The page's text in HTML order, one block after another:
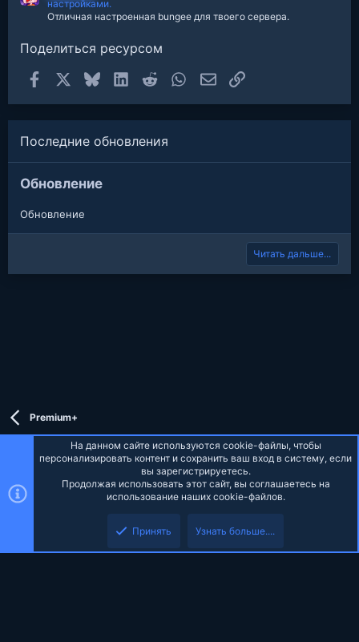
настройками.
Отличная настроенная bungee для твоего сервера.
Поделиться ресурсом
Facebook Bluesky LinkedInReddit WhatsAppЭлектронная почта
Ссылка
Последние обновления
Обновление
Обновление
Читать дальше...
Premium+
Russian (RU)
R
S
Верх
На данном сайте используются cookie-файлы, чтобы
персонализировать контент и сохранить ваш вход в систему, если
вы зарегистрируетесь.
Продолжая использовать этот сайт, вы соглашаетесь на
использование наших cookie-файлов.
Принять Узнать больше....